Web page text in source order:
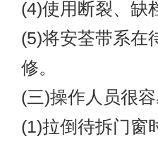
(4)使用断裂、缺
(5)将安荃带系在
修。
(三)操作人员很
(1)拉倒待拆门窗